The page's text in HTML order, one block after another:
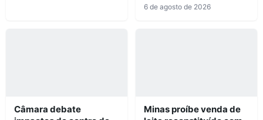
6 de agosto de 2026
Câmara debate
Minas proíbe venda de